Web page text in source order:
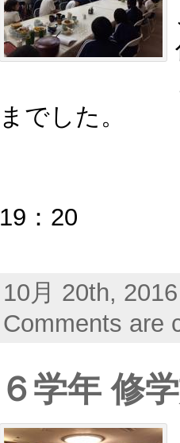
までした。
19：20
10月 20th,
Comments are
６学年 修